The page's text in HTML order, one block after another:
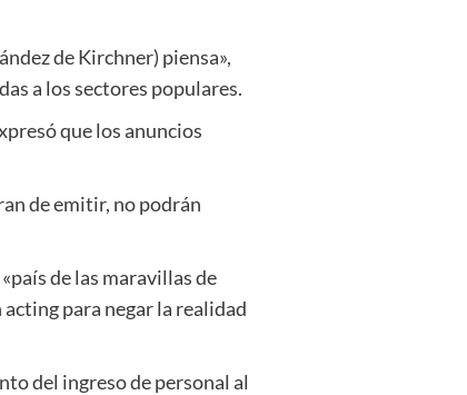
de Kirchner) piensa»,
a los sectores populares.
que los anuncios
de emitir, no podrán
de las maravillas de
para negar la realidad
del ingreso de personal al